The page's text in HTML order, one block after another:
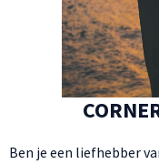
Ben je een liefhebber